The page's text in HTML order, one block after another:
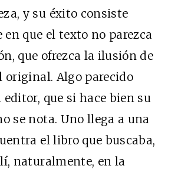
y su éxito consiste
en que el texto no parezca
que ofrezca la ilusión de
original. Algo parecido
editor, que si hace bien su
se nota. Uno llega a una
el libro que buscaba,
naturalmente, en la